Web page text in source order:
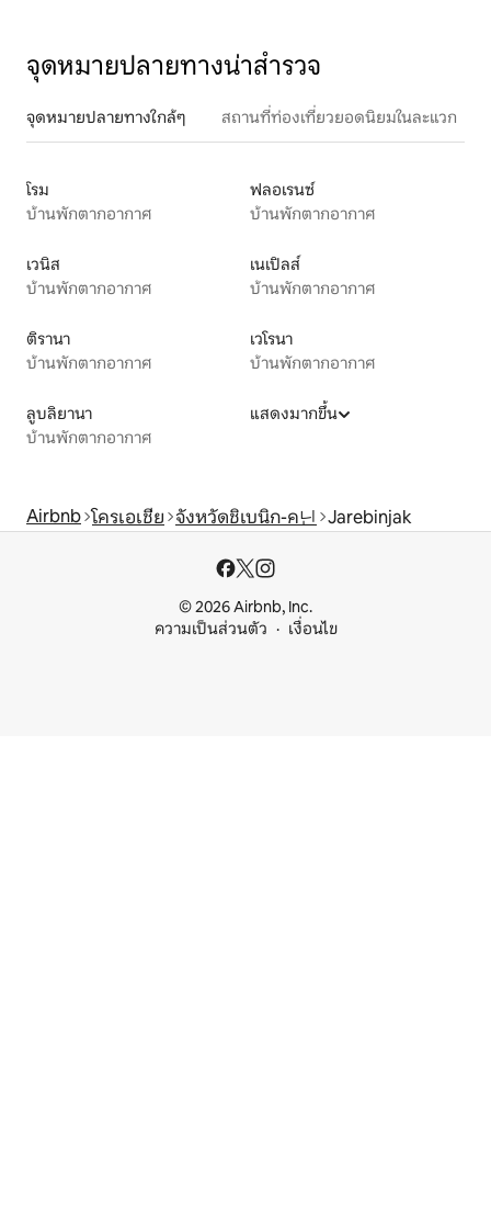
จุดหมายปลายทางน่าสำรวจ
จุดหมายปลายทางใกล้ๆ สถานที่ท่องเที่ยวยอดนิยมในละแวก
โรม
บ้านพักตากอากาศ
ฟลอเรนซ์
บ้านพักตากอากาศ
เวนิส
บ้านพักตากอากาศ
เนเปิลส์
บ้านพักตากอากาศ
ติรานา
บ้านพักตากอากาศ
เวโรนา
บ้านพักตากอากาศ
ลูบลิยานา
บ้านพักตากอากาศ
แสดงมากขึ้น
Airbnb โครเอเชีย จังหวัดชิเบนิก-ค닌 Jarebinjak
© 2026 Airbnb, Inc.
ความเป็นส่วนตัว
เงื่อนไข